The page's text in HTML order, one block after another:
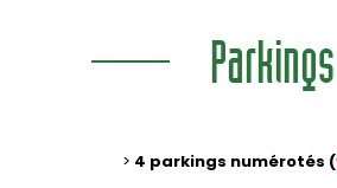
Parkings
> 4 parkings numérotés (